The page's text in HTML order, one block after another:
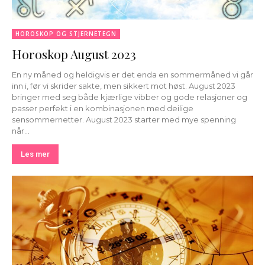
HOROSKOP OG STJERNETEGN
Horoskop August 2023
En ny måned og heldigvis er det enda en sommermåned vi går
inn i, før vi skrider sakte, men sikkert mot høst. August 2023
bringer med seg både kjærlige vibber og gode relasjoner og
passer perfekt i en kombinasjonen med deilige
sensommernetter. August 2023 starter med mye spenning
når...
Les mer